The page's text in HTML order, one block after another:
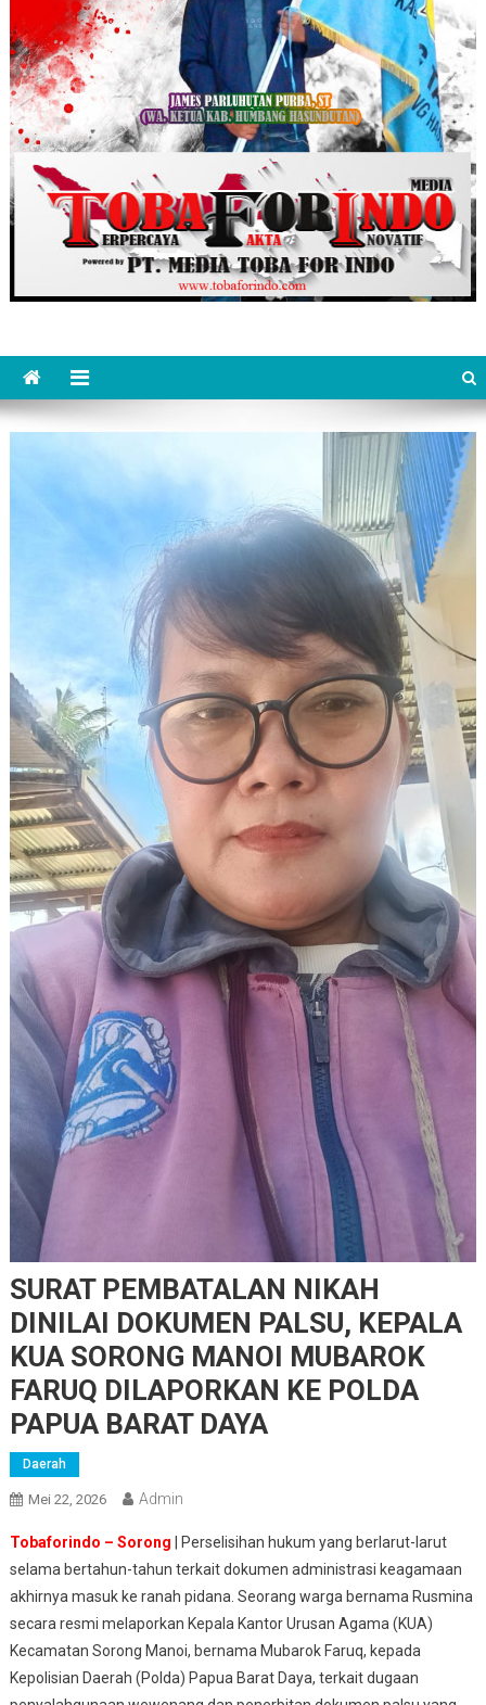
SURAT PEMBATALAN NIKAH
DINILAI DOKUMEN PALSU, KEPALA
KUA SORONG MANOI MUBAROK
FARUQ DILAPORKAN KE POLDA
PAPUA BARAT DAYA
Daerah
Mei 22, 2026 Admin
Tobaforindo – Sorong
| Perselisihan hukum yang berlarut-larut
selama bertahun-tahun terkait dokumen administrasi keagamaan
akhirnya masuk ke ranah pidana. Seorang warga bernama Rusmina
secara resmi melaporkan Kepala Kantor Urusan Agama (KUA)
Kecamatan Sorong Manoi, bernama Mubarok Faruq, kepada
Kepolisian Daerah (Polda) Papua Barat Daya, terkait dugaan